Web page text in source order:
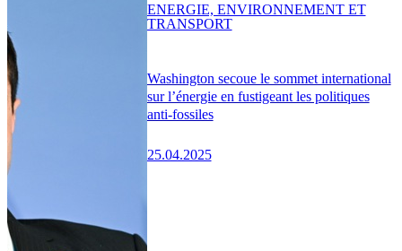
Washington secoue le sommet international
sur l’énergie en fustigeant les politiques
anti-fossiles
25.04.2025
ENERGIE, ENVIRONNEMENT ET
TRANSPORT